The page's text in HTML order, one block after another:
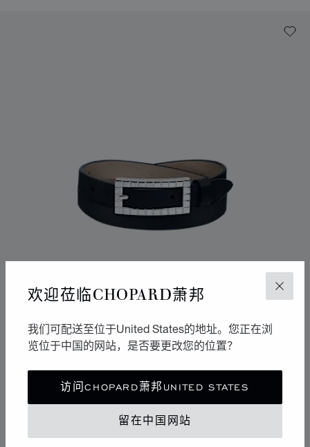
关闭
欢迎莅临CHOPARD萧邦
我们可配送至位于United States的地址。您正在浏
览位于中国的网站，是否要更改您的位置？
访问CHOPARD萧邦UNITED STATES
留在中国网站
ICE CUBE手镯
联系我们